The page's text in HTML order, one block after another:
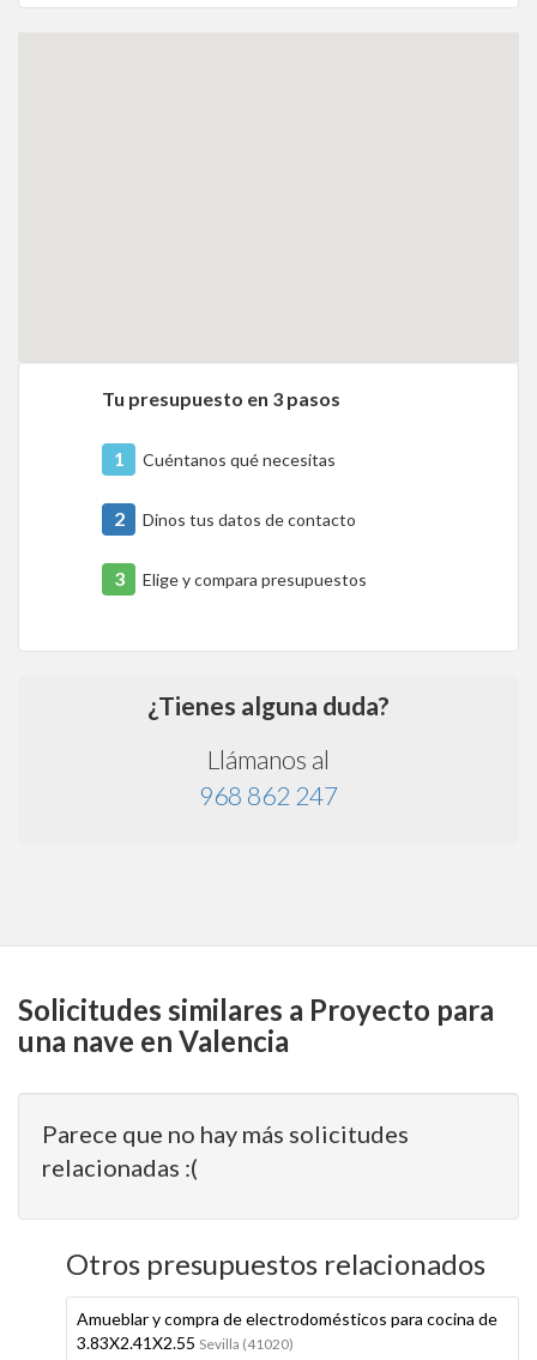
Tu presupuesto en 3 pasos
1 Cuéntanos qué necesitas
2 Dinos tus datos de contacto
3 Elige y compara presupuestos
¿Tienes alguna duda?
Llámanos al
968 862 247
Solicitudes similares a Proyecto para
una nave en Valencia
Parece que no hay más solicitudes
relacionadas :(
Otros presupuestos relacionados
Amueblar y compra de electrodomésticos para cocina de
3.83X2.41X2.55 Sevilla (41020)